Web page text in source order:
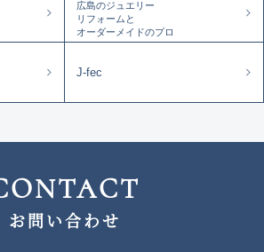
広島のジュエリー
リフォームと
オーダーメイドのプロ
J-fec
お問い合わせ